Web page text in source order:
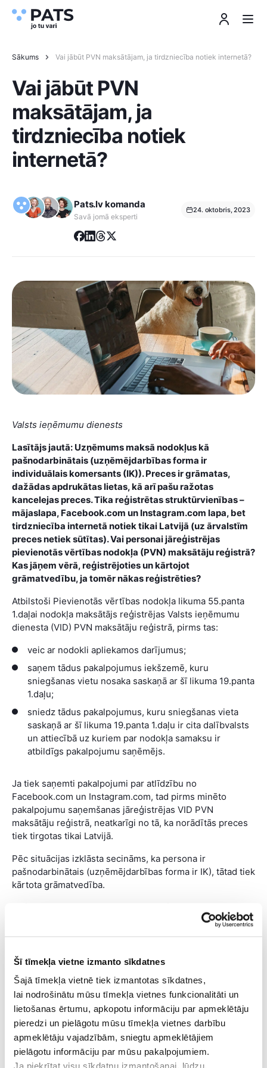
Šī tīmekļa vietne izmanto sīkdatnes
Šajā tīmekļa vietnē tiek izmantotas sīkdatnes,
lai nodrošinātu mūsu tīmekļa vietnes funkcionalitāti un
lietošanas ērtumu, apkopotu informāciju par apmeklētāju
pieredzi un pielāgotu mūsu tīmekļa vietnes darbību
apmeklētāju vajadzībām, sniegtu apmeklētājiem
pielāgotu informāciju par mūsu pakalpojumiem.
Sākums Vai jābūt PVN maksātājam, ja tirdzniecība notiek internetā?
Vai jābūt PVN
maksātājam, ja
tirdzniecība notiek
internetā?
Pats.lv komanda
Savā jomā eksperti
24. oktobris, 2023
Valsts ieņēmumu dienests
Lasītājs jautā: Uzņēmums maksā nodokļus kā
pašnodarbinātais (uzņēmējdarbības forma ir
individuālais komersants (IK)). Preces ir grāmatas,
dažādas apdrukātas lietas, kā arī pašu ražotas
kancelejas preces. Tika reģistrētas struktūrvienības –
mājaslapa, Facebook.com un Instagram.com lapa, bet
tirdzniecība internetā notiek tikai Latvijā (uz ārvalstīm
preces netiek sūtītas). Vai personai jāreģistrējas
pievienotās vērtības nodokļa (PVN) maksātāju reģistrā?
Kas jāņem vērā, reģistrējoties un kārtojot
grāmatvedību, ja tomēr nākas reģistrēties?
Atbilstoši Pievienotās vērtības nodokļa likuma 55.panta
1.daļai nodokļa maksātājs reģistrējas Valsts ieņēmumu
dienesta (VID) PVN maksātāju reģistrā, pirms tas:
veic ar nodokli apliekamos darījumus;
saņem tādus pakalpojumus iekšzemē, kuru
sniegšanas vietu nosaka saskaņā ar šī likuma 19.panta
1.daļu;
sniedz tādus pakalpojumus, kuru sniegšanas vieta
saskaņā ar šī likuma 19.panta 1.daļu ir cita dalībvalsts
un attiecībā uz kuriem par nodokļa samaksu ir
atbildīgs pakalpojumu saņēmējs.
Ja tiek saņemti pakalpojumi par atlīdzību no
Facebook.com un Instagram.com, tad pirms minēto
pakalpojumu saņemšanas jāreģistrējas VID PVN
maksātāju reģistrā, neatkarīgi no tā, ka norādītās preces
tiek tirgotas tikai Latvijā.
Pēc situācijas izklāsta secināms, ka persona ir
pašnodarbinātais (uzņēmējdarbības forma ir IK), tātad tiek
kārtota grāmatvedība.
grāmatvedības uzskaitē saimniecisko darījumu vērtību
un PVN būs jāuzskaita atsevišķi (piemēram, preču vai
PVN uzskaites vajadzībām jāiekārto arī PVN uzskaites
reģistrs.
Raksts tapis sadarbībā ariBizness.lv
iBizness.lvir atbalsts un padomdevējs uzņēmējiem un
vadītājiem, kurā var lasīt gan pieredzējušu uzņēmēju
intervijas un pieredzes stāstus, gan Latvijas labāko